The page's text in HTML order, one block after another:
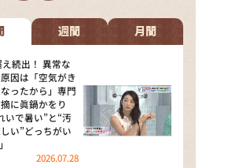
席食堂
れ余談なんですけど・・・
人生密着トークバラエティ！
やすとものいたって真剣です
偵！ナイトスクープ
週間 月間
続出！ 異常な
因は「空気がき
ったから」専門
に眞鍋かをり
いで暑い”と“汚
い”どっちがい
2026.07.28